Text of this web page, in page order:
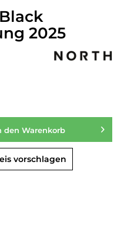
2025
den Warenkorb
vorschlagen